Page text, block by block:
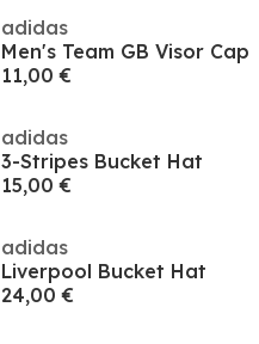
adidas
Men's Team GB Visor Cap
11,00 €
adidas
3-Stripes Bucket Hat
15,00 €
adidas
Liverpool Bucket Hat
24,00 €